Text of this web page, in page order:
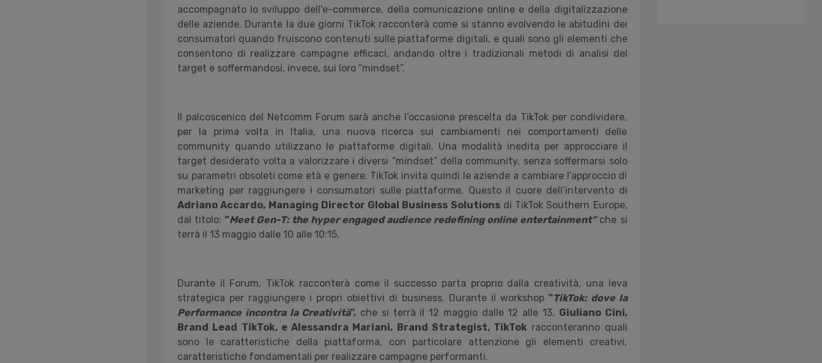
accompagnato lo sviluppo dell'e-commerce, della comunicazione online e della digitalizzazione
delle aziende. Durante la due giorni TikTok racconterà come si stanno evolvendo le abitudini dei
consumatori quando fruiscono contenuti sulle piattaforme digitali, e quali sono gli elementi che
consentono di realizzare campagne efficaci, andando oltre i tradizionali metodi di analisi del
target e soffermandosi, invece, sui loro “mindset”.
Il palcoscenico del Netcomm Forum sarà anche l’occasione prescelta da TikTok per condividere,
per la prima volta in Italia, una nuova ricerca sui cambiamenti nei comportamenti delle
community quando utilizzano le piattaforme digitali. Una modalità inedita per approcciare il
target desiderato volta a valorizzare i diversi “mindset” della community, senza soffermarsi solo
su parametri obsoleti come età e genere. TikTok invita quindi le aziende a cambiare l’approccio di
marketing per raggiungere i consumatori sulle piattaforme. Questo il cuore dell’intervento di
Adriano Accardo, Managing Director Global Business Solutionsdi TikTok Southern Europe,
dal titolo:“Meet Gen-T: the hyper engaged audience redefining online entertainment” che si
terrà il 13 maggio dalle 10 alle 10:15.
Durante il Forum, TikTok racconterà come il successo parta proprio dalla creatività, una leva
strategica per raggiungere i propri obiettivi di business. Durante il workshop "TikTok: dove la
Performance incontra la Creatività", che si terrà il 12 maggio dalle 12 alle 13, Giuliano Cini,
Brand Lead TikTok, e Alessandra Mariani, Brand Strategist, TikTok racconteranno quali
sono le caratteristiche della piattaforma, con particolare attenzione gli elementi creativi,
caratteristiche fondamentali per realizzare campagne performanti.